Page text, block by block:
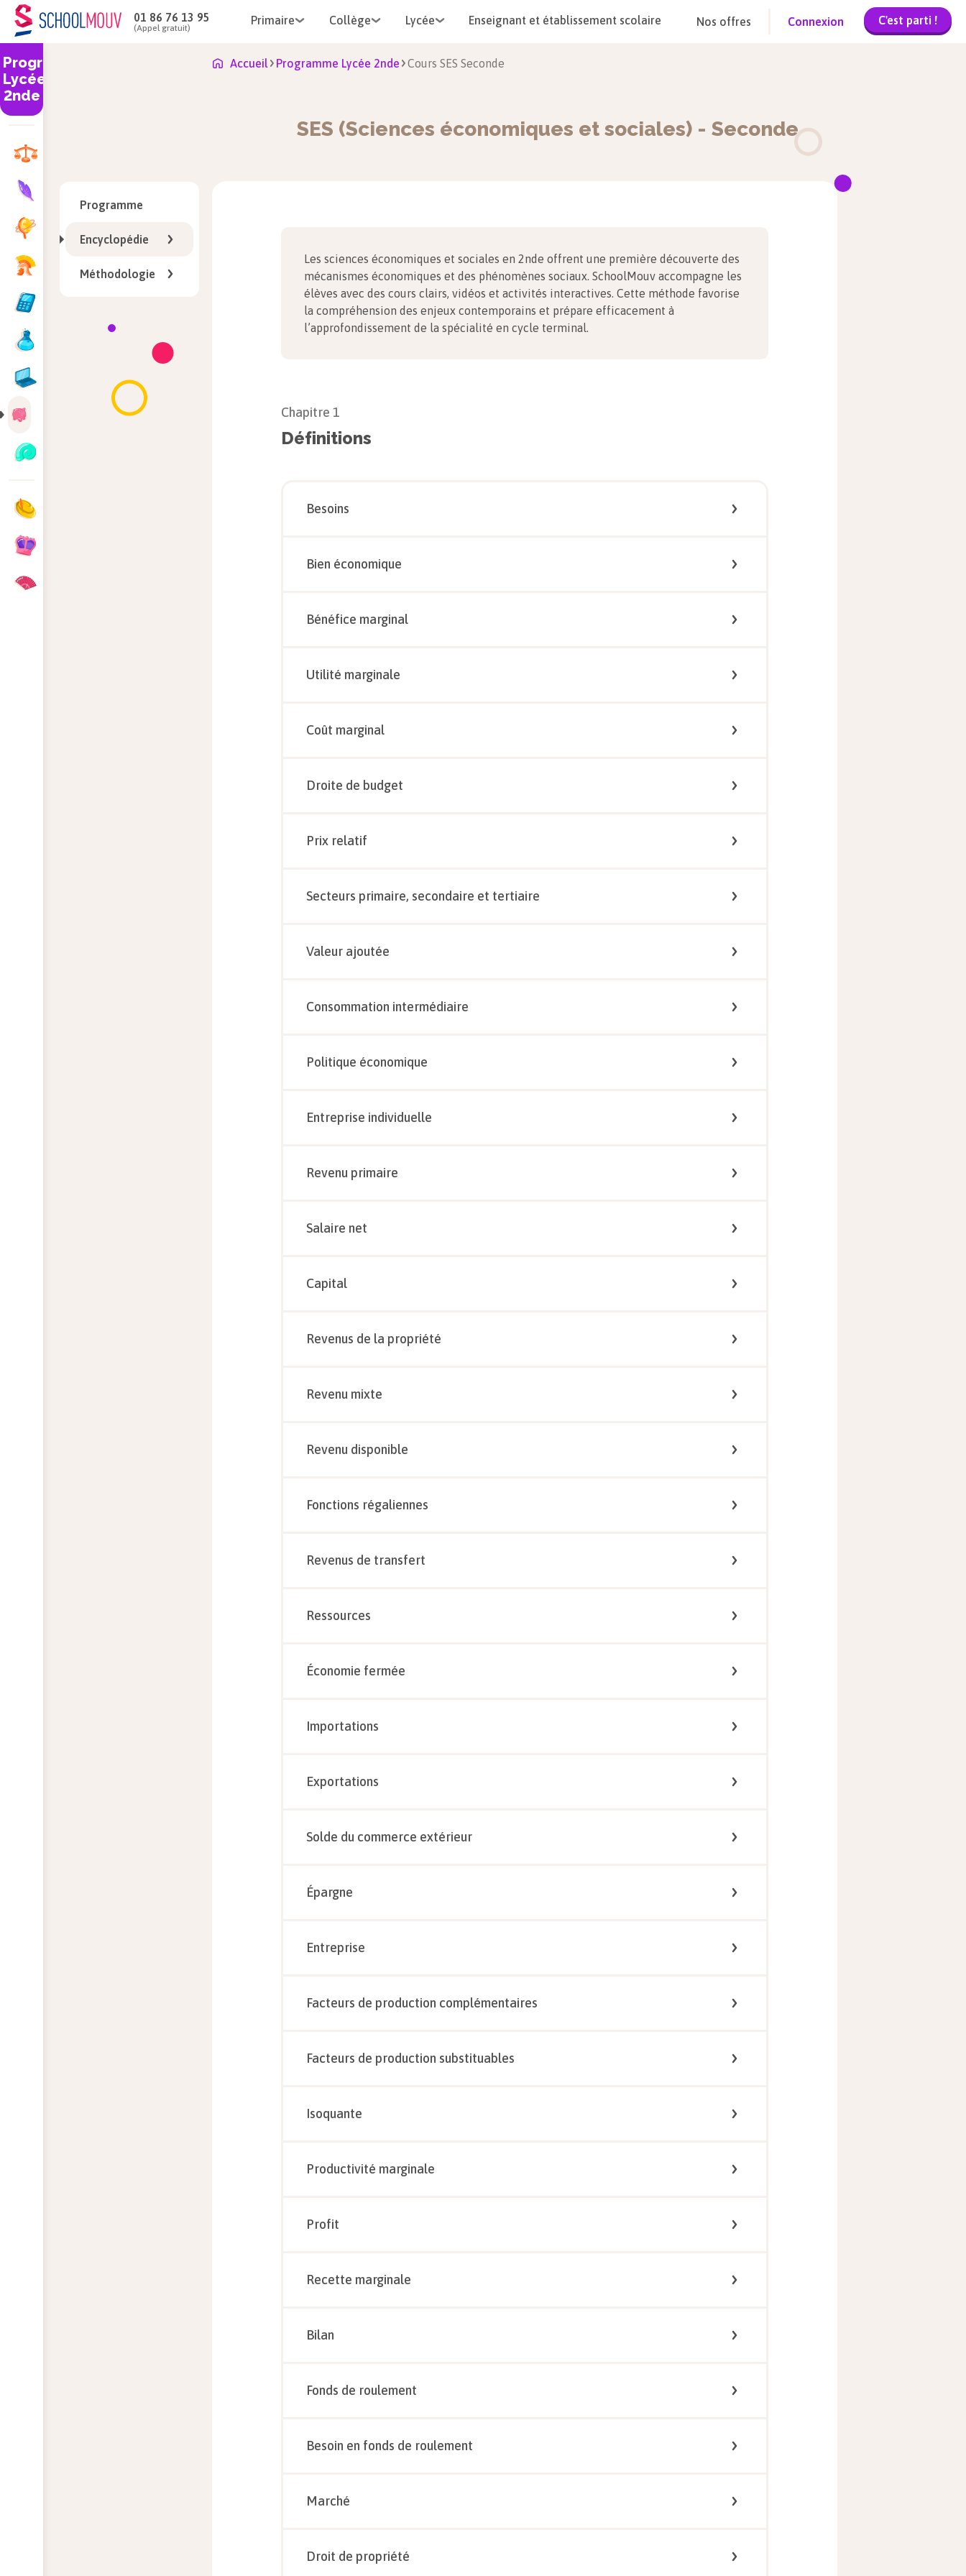
01 86 76 13 95
(Appel gratuit)
Primaire Collège Lycée Enseignant et établissement scolaire Nos offres Connexion C'est parti !
Programme
Lycée
2nde
Programme
Encyclopédie
Méthodologie
Accueil Programme Lycée 2nde Cours SES Seconde
SES (Sciences économiques et sociales) - Seconde
Les sciences économiques et sociales en 2nde offrent une première découverte des
mécanismes économiques et des phénomènes sociaux. SchoolMouv accompagne les
élèves avec des cours clairs, vidéos et activités interactives. Cette méthode favorise
la compréhension des enjeux contemporains et prépare efficacement à
l’approfondissement de la spécialité en cycle terminal.
Chapitre 1
Définitions
Besoins
Bien économique
Bénéfice marginal
Utilité marginale
Coût marginal
Droite de budget
Prix relatif
Secteurs primaire, secondaire et tertiaire
Valeur ajoutée
Consommation intermédiaire
Politique économique
Entreprise individuelle
Revenu primaire
Salaire net
Capital
Revenus de la propriété
Revenu mixte
Revenu disponible
Fonctions régaliennes
Revenus de transfert
Ressources
Économie fermée
Importations
Exportations
Solde du commerce extérieur
Épargne
Entreprise
Facteurs de production complémentaires
Facteurs de production substituables
Isoquante
Productivité marginale
Profit
Recette marginale
Bilan
Fonds de roulement
Besoin en fonds de roulement
Marché
Droit de propriété